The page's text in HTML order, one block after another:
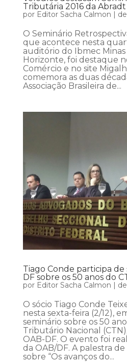
Tributária 2016 da Abradt
por Editor Sacha Calmon |
O Seminário
que acontece nesta
auditório do Ibmec Minas
Horizonte, foi destaque
Comércio e no site
comemora as duas
Associação Brasileira de...
Tiago Conde participa de
DF sobre os 50 anos do
por Editor Sacha Calmon |
O sócio Tiago Conde
nesta sexta-feira (2/12),
seminário sobre os 50
Tributário Nacional
OAB-DF. O evento foi
da OAB/DF. A palestra
sobre “Os avanços do...